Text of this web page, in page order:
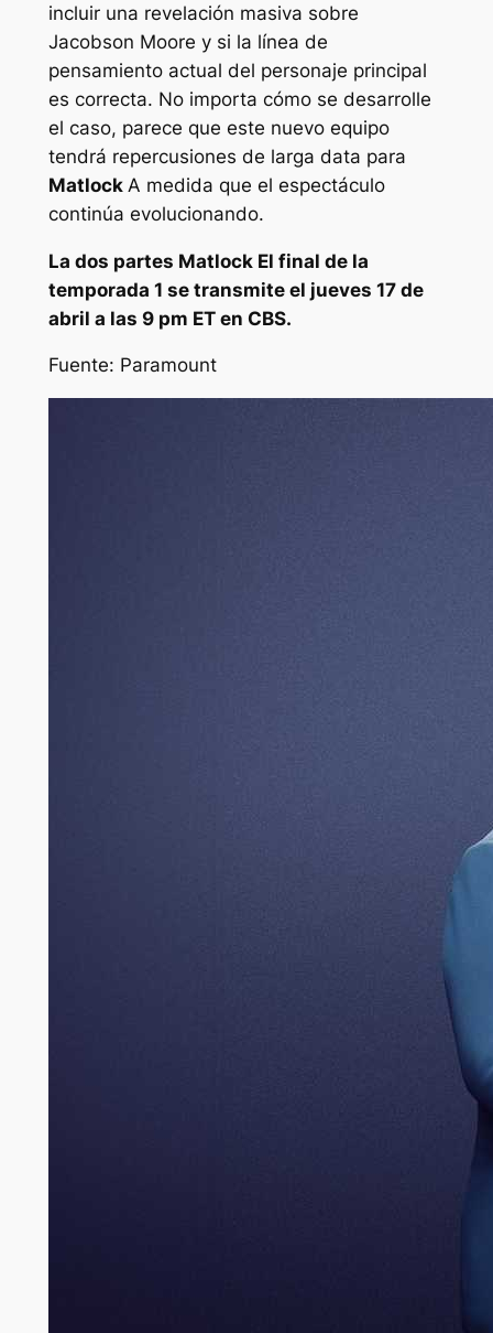
incluir una revelación masiva sobre
Jacobson Moore y si la línea de
pensamiento actual del personaje principal
es correcta. No importa cómo se desarrolle
el caso, parece que este nuevo equipo
tendrá repercusiones de larga data para
Matlock A medida que el espectáculo
continúa evolucionando.
La dos partes Matlock El final de la
temporada 1 se transmite el jueves 17 de
abril a las 9 pm ET en CBS.
Fuente: Paramount